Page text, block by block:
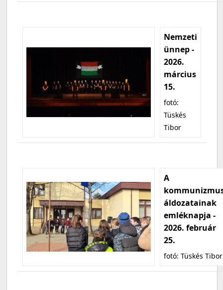
Nemzeti
ünnep -
2026.
március
15.
fotó:
Tüskés
Tibor
A
áldozatainak
emléknapja -
2026. február
25.
fotó: Tüskés Tibor